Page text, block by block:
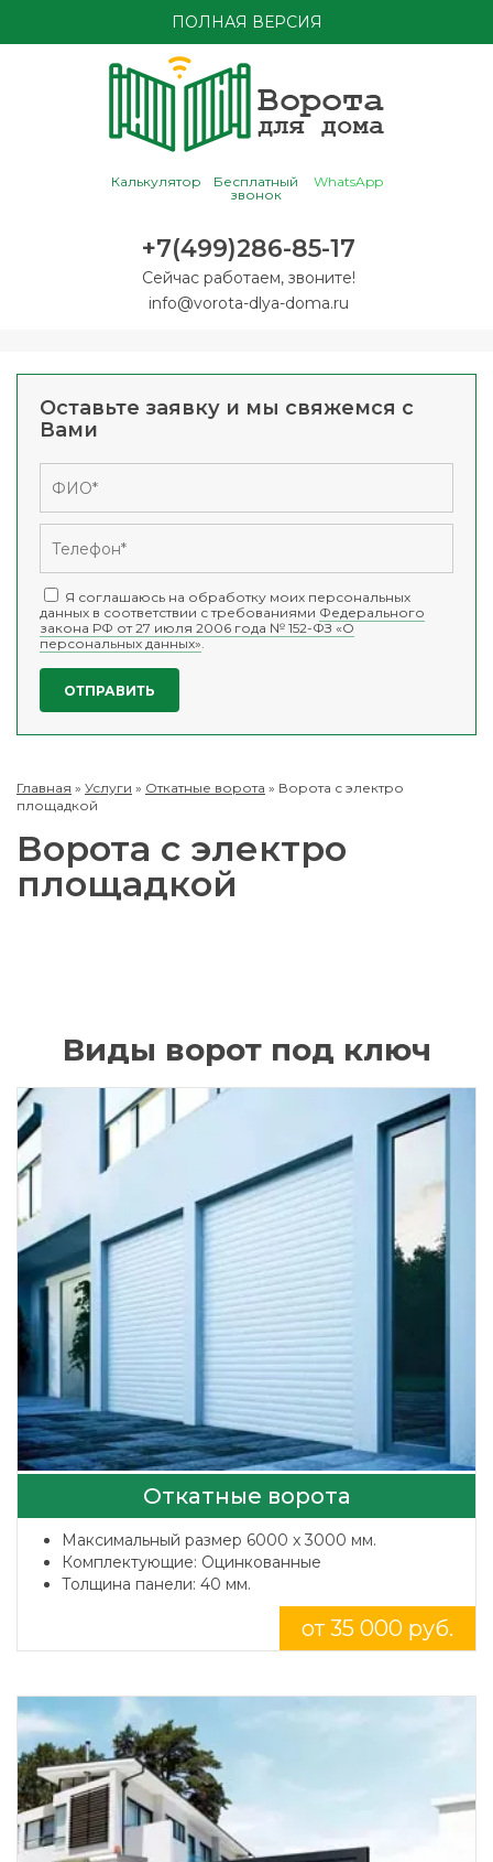
ПОЛНАЯ ВЕРСИЯ
Калькулятор
Бесплатный
звонок
WhatsApp
+7(499)286-85-17
Сейчас работаем, звоните!
info@vorota-dlya-doma.ru
Оставьте заявку и мы свяжемся с
Вами
Я соглашаюсь на обработку моих персональных
данных в соответствии с требованиями Федерального
закона РФ от 27 июля 2006 года № 152-ФЗ «О
персональных данных».
Главная » Услуги » Откатные ворота » Ворота с электро
площадкой
Ворота с электро
площадкой
Виды ворот под ключ
Откатные ворота
Максимальный размер 6000 x 3000 мм.
Комплектующие: Оцинкованные
Толщина панели: 40 мм.
от 35 000 руб.